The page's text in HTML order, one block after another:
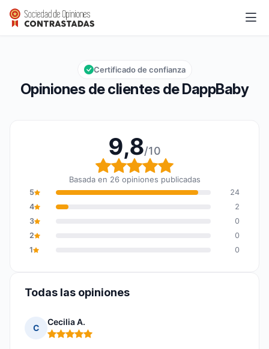
DappBaby
Calificación global: 9,8 de 10
9,8/10
Opiniones de clientes de DappBaby
Certificado de confianza
9,8/10
Calificación global: 9,8
Basada en 26 opiniones publicadas
5
24
4
2
3
0
2
0
1
0
Todas las opiniones
C
Cecilia A.
Nota: 5 de 5